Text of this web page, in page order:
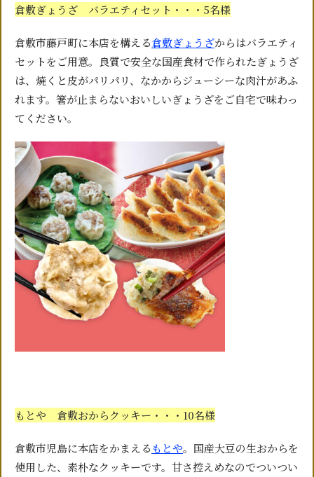
倉敷ぎょうざ バラエティセット・・・5名様
倉敷市藤戸町に本店を構える倉敷ぎょうざからはバラエティ
セットをご用意。良質で安全な国産食材で作られたぎょうざ
は、焼くと皮がパリパリ、なかからジューシーな肉汁があふ
れます。箸が止まらないおいしいぎょうざをご自宅で味わっ
てください。
もとや 倉敷おからクッキー・・・10名様
倉敷市児島に本店をかまえる もとや。国産大豆の生おからを
使用した、素朴なクッキーです。甘さ控えめなのでついつい